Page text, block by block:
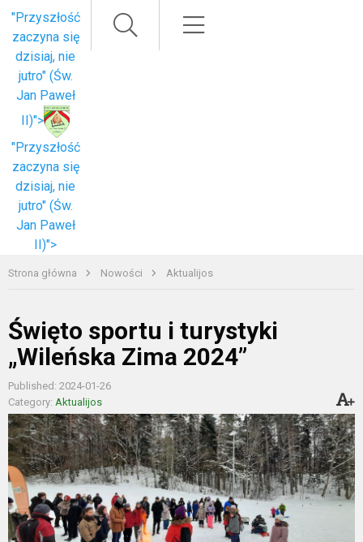
"Przyszłość
zaczyna się
dzisiaj, nie
jutro" (Św.
Jan Paweł
II)">
"Przyszłość
zaczyna się
dzisiaj, nie
jutro" (Św.
Jan Paweł
II)">
Strona główna Nowości Aktualijos
Święto sportu i turystyki
„Wileńska Zima 2024”
Published: 2024-01-26
Category: Aktualijos